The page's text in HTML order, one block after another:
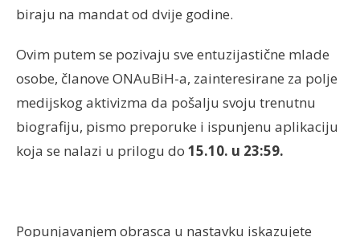
biraju na mandat od dvije godine.
Ovim putem se pozivaju sve entuzijastične mlade
osobe, članove ONAuBiH-a, zainteresirane za polje
medijskog aktivizma da pošalju svoju trenutnu
biografiju, pismo preporuke i ispunjenu aplikaciju
koja se nalazi u prilogu do 15.10. u 23:59.
Popunjavanjem obrasca u nastavku iskazujete